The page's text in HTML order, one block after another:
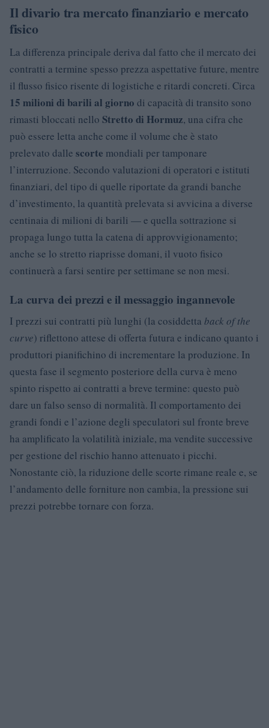
Il divario tra mercato finanziario e mercato
fisico
La differenza principale deriva dal fatto che il mercato dei
contratti a termine spesso prezza aspettative future, mentre
il flusso fisico risente di logistiche e ritardi concreti. Circa
15 milioni di barili al giorno di capacità di transito sono
rimasti bloccati nello Stretto di Hormuz, una cifra che
può essere letta anche come il volume che è stato
prelevato dalle scorte mondiali per tamponare
l’interruzione. Secondo valutazioni di operatori e istituti
finanziari, del tipo di quelle riportate da grandi banche
d’investimento, la quantità prelevata si avvicina a diverse
centinaia di milioni di barili — e quella sottrazione si
propaga lungo tutta la catena di approvvigionamento;
anche se lo stretto riaprisse domani, il vuoto fisico
continuerà a farsi sentire per settimane se non mesi.
La curva dei prezzi e il messaggio ingannevole
I prezzi sui contratti più lunghi (la cosiddetta back of the
curve) riflettono attese di offerta futura e indicano quanto i
produttori pianifichino di incrementare la produzione. In
questa fase il segmento posteriore della curva è meno
spinto rispetto ai contratti a breve termine: questo può
dare un falso senso di normalità. Il comportamento dei
grandi fondi e l’azione degli speculatori sul fronte breve
ha amplificato la volatilità iniziale, ma vendite successive
per gestione del rischio hanno attenuato i picchi.
Nonostante ciò, la riduzione delle scorte rimane reale e, se
l’andamento delle forniture non cambia, la pressione sui
prezzi potrebbe tornare con forza.